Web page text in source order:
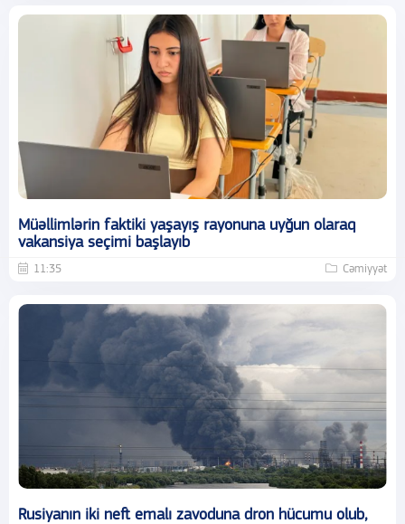
Müəllimlərin faktiki yaşayış rayonuna uyğun olaraq
vakansiya seçimi başlayıb
11:35 Cəmiyyət
Rusiyanın iki neft emalı zavoduna dron hücumu olub,